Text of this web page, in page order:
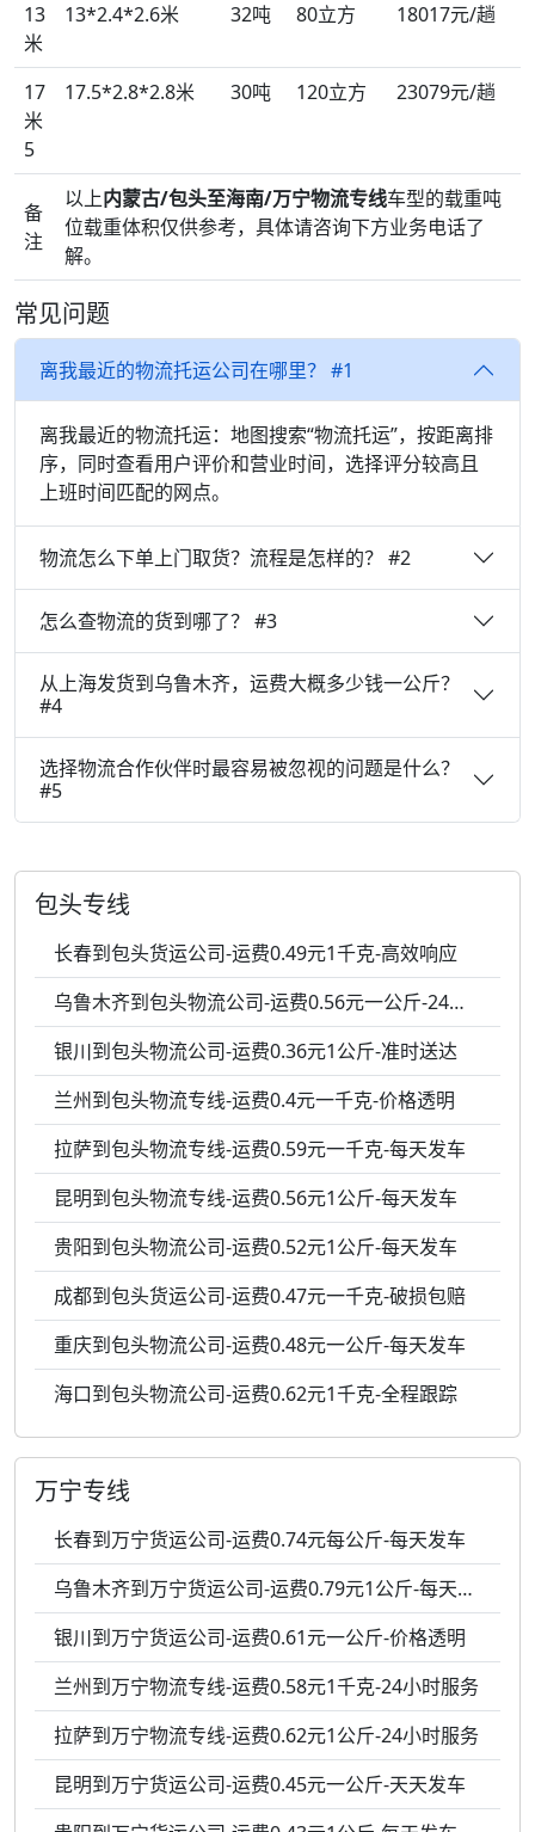
13
米
13*2.4*2.6米 32吨 80立方 18017元/趟
17
米
5
17.5*2.8*2.8米 30吨 120立方 23079元/趟
备
注
以上内蒙古/包头至海南/万宁物流专线车型的载重吨
位载重体积仅供参考，具体请咨询下方业务电话了
解。
常见问题
离我最近的物流托运公司在哪里？ #1
离我最近的物流托运：地图搜索“物流托运”，按距离排
序，同时查看用户评价和营业时间，选择评分较高且
上班时间匹配的网点。
物流怎么下单上门取货？流程是怎样的？ #2
怎么查物流的货到哪了？ #3
从上海发货到乌鲁木齐，运费大概多少钱一公斤？
#4
选择物流合作伙伴时最容易被忽视的问题是什么？
#5
包头专线
长春到包头货运公司-运费0.49元1千克-高效响应
乌鲁木齐到包头物流公司-运费0.56元一公斤-24小时服务
银川到包头物流公司-运费0.36元1公斤-准时送达
兰州到包头物流专线-运费0.4元一千克-价格透明
拉萨到包头物流专线-运费0.59元一千克-每天发车
昆明到包头物流专线-运费0.56元1公斤-每天发车
贵阳到包头物流公司-运费0.52元1公斤-每天发车
成都到包头货运公司-运费0.47元一千克-破损包赔
重庆到包头物流公司-运费0.48元一公斤-每天发车
海口到包头物流公司-运费0.62元1千克-全程跟踪
万宁专线
长春到万宁货运公司-运费0.74元每公斤-每天发车
乌鲁木齐到万宁货运公司-运费0.79元1公斤-每天发车
银川到万宁货运公司-运费0.61元一公斤-价格透明
兰州到万宁物流专线-运费0.58元1千克-24小时服务
拉萨到万宁物流专线-运费0.62元1公斤-24小时服务
昆明到万宁货运公司-运费0.45元一公斤-天天发车